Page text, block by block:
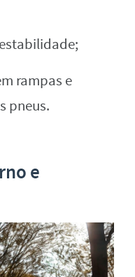
rampas e
pneus.
e